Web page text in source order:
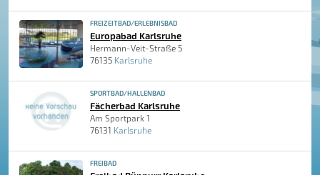
FREIZEITBAD/ERLEBNISBAD
Europabad Karlsruhe
Hermann-Veit-Straße 5
76135 Karlsruhe
SPORTBAD/HALLENBAD
Fächerbad Karlsruhe
Am Sportpark 1
76131 Karlsruhe
FREIBAD